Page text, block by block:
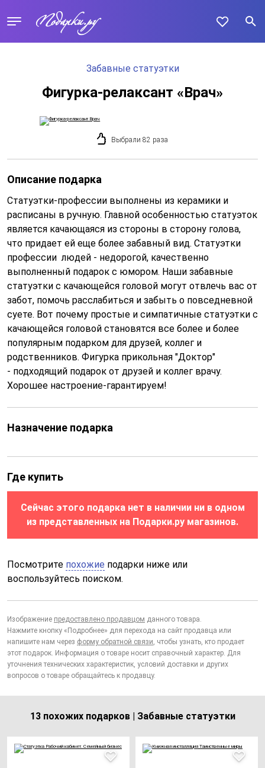
Забавные статуэтки
Фигурка-релаксант «Врач»
Выбрали 82 раза
Описание подарка
Статуэтки-профессии выполнены из керамики и
расписаны в ручную. Главной особенностью статуэток
является качающаяся из стороны в сторону голова,
что придает ей еще более забавный вид. Статуэтки
профессии людей - недорогой, качественно
выполненный подарок с юмором. Наши забавные
статуэтки с качающейся головой могут отвлечь вас от
забот, помочь расслабиться и забыть о повседневной
суете. Вот почему простые и симпатичные статуэтки с
качающейся головой становятся все более и более
популярным подарком для друзей, коллег и
родственников. Фигурка прикольная "Доктор"
- подходящий подарок от друзей и коллег врачу.
Хорошее настроение-гарантируем!
Назначение подарка
Где купить
Сейчас этого подарка нет в наличии ни в одном
из представленных на Подарки.ру магазинов.
Посмотрите похожие подарки ниже или
воспользуйтесь поиском.
Изображение предоставлено продавцом данного товара.
Нажмите кнопку «Подробнее» для перехода на сайт продавца или
напишите нам через форму обратной связи, чтобы узнать, кто продает
этот подарок. Информация о товаре носит справочный характер. Для
уточнения технических характеристик, условий доставки и других
вопросов о товаре обращайтесь к продавцу.
13 похожих подарков | Забавные статуэтки